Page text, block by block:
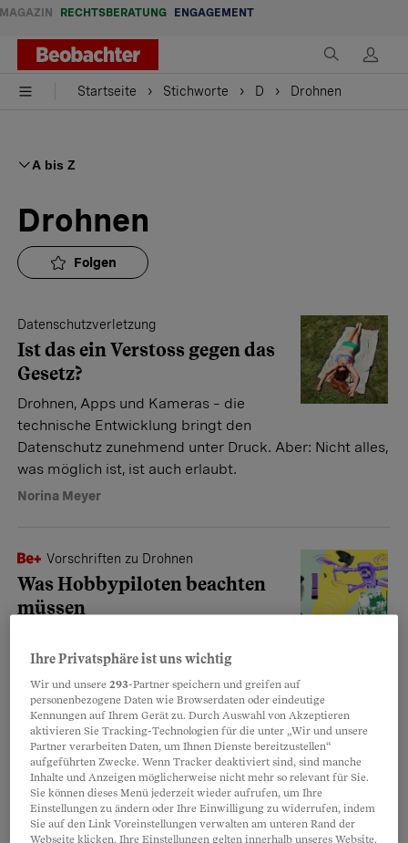
MAGAZIN RECHTSBERATUNG ENGAGEMENT
Startseite Stichworte D Drohnen
A bis Z
Drohnen
Folgen
Datenschutzverletzung
Ist das ein Verstoss gegen das
Gesetz?
Drohnen, Apps und Kameras – die
technische Entwicklung bringt den
Datenschutz zunehmend unter Druck. Aber: Nicht alles,
was möglich ist, ist auch erlaubt.
Norina Meyer
Vorschriften zu Drohnen
Was Hobbypiloten beachten
müssen
gelten neu auch für Drohnen in der
Schweiz. Was bedeutet das für hiesige Pilotinnen?
Daniel Leiser
Rechtliche Neuerungen
Das ändert sich 2023
Neues Erbrecht, ein nie dagewesenes
Ihre Privatsphäre ist uns wichtig
Wir und unsere293-Partner speichern und greifen auf
personenbezogene Daten wie Browserdaten oder eindeutige
Kennungen auf Ihrem Gerät zu. Durch Auswahl von Akzeptieren
aktivieren Sie Tracking-Technologien für die unter „Wir und unsere
Partner verarbeiten Daten, um Ihnen Dienste bereitzustellen“
aufgeführten Zwecke. Wenn Tracker deaktiviert sind, sind manche
Inhalte und Anzeigen möglicherweise nicht mehr so relevant für Sie.
Sie können dieses Menü jederzeit wieder aufrufen, um Ihre
Einstellungen zu ändern oder Ihre Einwilligung zu widerrufen, indem
Sie auf den Link Voreinstellungen verwalten am unteren Rand der
Webseite klicken. Ihre Einstellungen gelten innerhalb unseres Website.